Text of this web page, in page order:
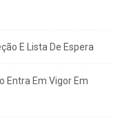
E Lista De Espera
Entra Em Vigor Em